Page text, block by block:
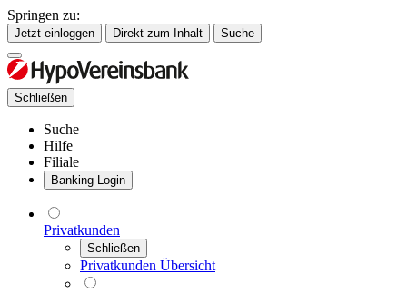
Springen zu:
Jetzt einloggen Direkt zum Inhalt Suche
Schließen
Suche
Hilfe
Filiale
Banking Login
Privatkunden
Schließen
Privatkunden Übersicht